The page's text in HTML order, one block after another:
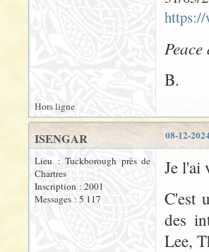
B.
Hors ligne
08-12-
ISENGAR
Lieu : Tuckborough près de
Chartres
Inscription : 2001
Messages : 5 117
Je l'ai
C'est
des
Lee,